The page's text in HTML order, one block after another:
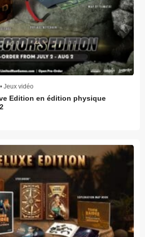
• Jeux vidéo
Edition en édition physique